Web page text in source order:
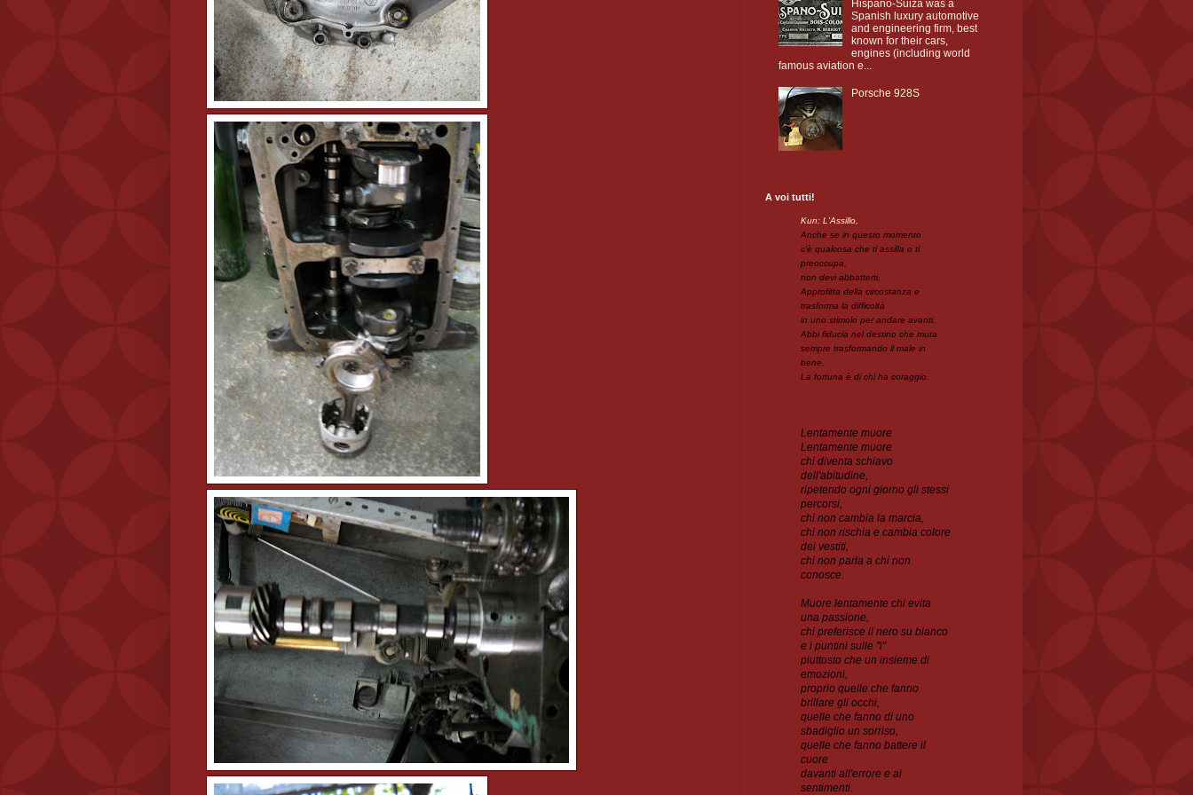
Hispano-Suiza was a
Spanish luxury automotive
and engineering firm, best
known for their cars,
engines (including world
famous aviation e...
Porsche 928S
A voi tutti!
Kun: L'Assillo,
Anche se in questo momento
c'è qualcosa che ti assilla o ti
preoccupa,
non devi abbatterti.
Approfitta della circostanza e
trasforma la difficoltà
in uno stimolo per andare avanti.
Abbi fiducia nel destino che muta
sempre trasformando il male in
bene.
La fortuna è di chi ha coraggio.
Lentamente muore
Lentamente muore
chi diventa schiavo
dell'abitudine,
ripetendo ogni giorno gli stessi
percorsi,
chi non cambia la marcia,
chi non rischia e cambia colore
dei vestiti,
chi non parla a chi non
conosce.
Muore lentamente chi evita
una passione,
chi preferisce il nero su bianco
e i puntini sulle "i"
piuttosto che un insieme di
emozioni,
proprio quelle che fanno
brillare gli occhi,
quelle che fanno di uno
sbadiglio un sorriso,
quelle che fanno battere il
cuore
davanti all'errore e ai
sentimenti.